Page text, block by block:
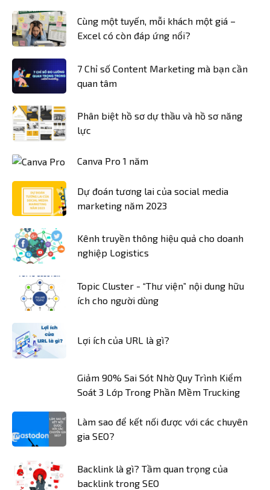
Cùng một tuyến, mỗi khách một giá –
Excel có còn đáp ứng nổi?
7 Chỉ số Content Marketing mà bạn cần
quan tâm
Phân biệt hồ sơ dự thầu và hồ sơ năng
lực
Canva Pro 1 năm
Dự đoán tương lai của social media
marketing năm 2023
Kênh truyền thông hiệu quả cho doanh
nghiệp Logistics
Topic Cluster - “Thư viện” nội dung hữu
ích cho người dùng
Lợi ích của URL là gì?
Giảm 90% Sai Sót Nhờ Quy Trình Kiểm
Soát 3 Lớp Trong Phần Mềm Trucking
Làm sao để kết nối được với các chuyên
gia SEO?
Backlink là gì? Tầm quan trọng của
backlink trong SEO